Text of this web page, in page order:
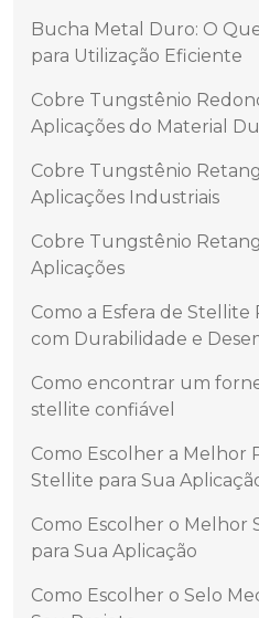
Bucha Metal Duro: O
para Utilização Eficiente
Cobre Tungstênio
Aplicações do Material
Cobre Tungstênio
Aplicações Industriais
Cobre Tungstênio
Aplicações
Como a Esfera de
com Durabilidade e
Como encontrar um
stellite confiável
Como Escolher a Melhor
Stellite para Sua
Como Escolher o Melhor
para Sua Aplicação
Como Escolher o Selo